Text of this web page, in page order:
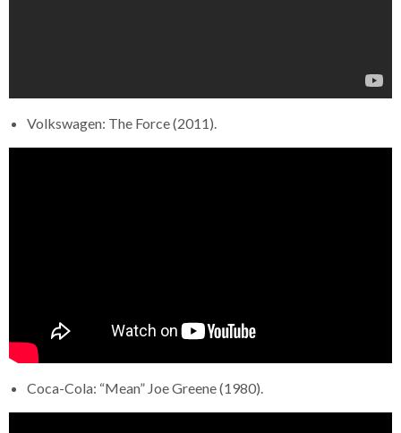
Volkswagen: The Force (2011).
Coca-Cola: “Mean” Joe Greene (1980).